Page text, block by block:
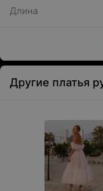
Длина
Другие платья